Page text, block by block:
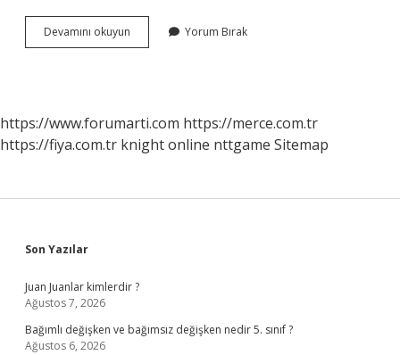
Devamını okuyun
Kişinin
Yorum Bırak
https://www.forumarti.com https://merce.com.tr
https://fiya.com.tr knight online nttgame Sitemap
Sidebar
Son Yazılar
Juan Juanlar kimlerdir ?
Ağustos 7, 2026
Bağımlı değişken ve bağımsız değişken nedir 5. sınıf ?
Ağustos 6, 2026